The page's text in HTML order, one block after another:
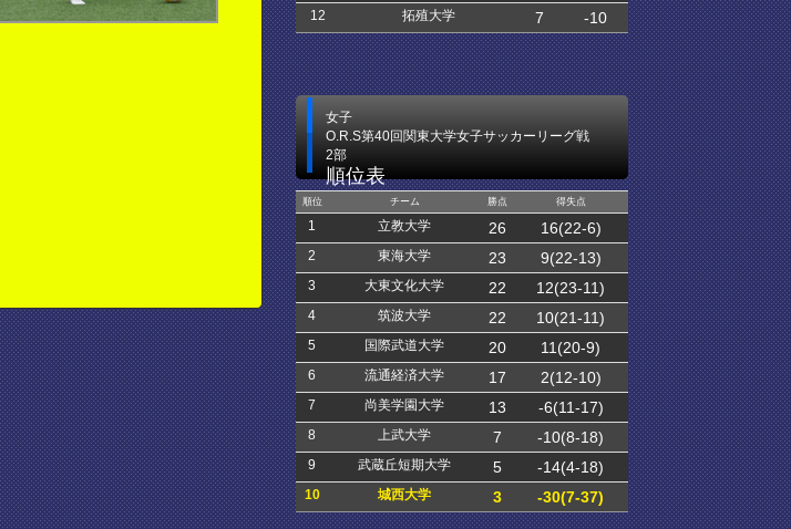
12 拓殖大学 7 -10
女子
O.R.S第40回関東大学女子サッカーリーグ戦
2部
順位表
順位 チーム 勝点 得失点
1 立教大学 26 16(22-6)
2 東海大学 23 9(22-13)
3 大東文化大学 22 12(23-11)
4 筑波大学 22 10(21-11)
5 国際武道大学 20 11(20-9)
6 流通経済大学 17 2(12-10)
7 尚美学園大学 13 -6(11-17)
8 上武大学 7 -10(8-18)
9 武蔵丘短期大学 5 -14(4-18)
10 城西大学 3 -30(7-37)